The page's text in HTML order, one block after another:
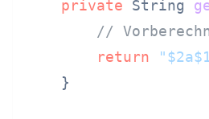
private String
//
return
    }